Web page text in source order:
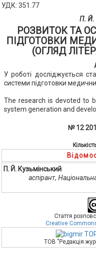
УДК: 351.77
П. Й.
РОЗВИТОК ТА
ПІДГОТОВКИ
(ОГЛЯД
У роботі досліджується
системи підготовки
The research is devoted to
system generation and
№ 12
П. Й. Кузьмінський
аспірант,
Стаття
Creative
ТОВ "Редакція